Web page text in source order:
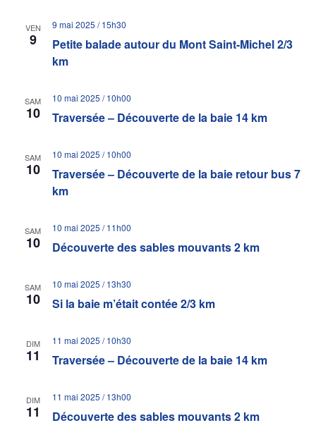
VEN
9
Petite balade autour du Mont Saint-Michel 2/3
km
9 mai 2025 / 15h30
SAM
10 Traversée – Découverte de la baie 14 km
10 mai 2025 / 10h00
SAM
10
Traversée – Découverte de la baie retour bus 7
km
10 mai 2025 / 10h00
SAM
10 Découverte des sables mouvants 2 km
10 mai 2025 / 11h00
SAM
10 Si la baie m’était contée 2/3 km
10 mai 2025 / 13h30
DIM
11 Traversée – Découverte de la baie 14 km
11 mai 2025 / 10h30
DIM
11 Découverte des sables mouvants 2 km
11 mai 2025 / 13h00